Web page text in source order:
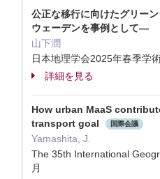
公正な移行に向けたグリー
ウェーデンを事例として―
山下潤
日本地理学会2025年春季学
詳細を見る
How urban MaaS
transport goal
国際会議
Yamashita, J.
The 35th International
月